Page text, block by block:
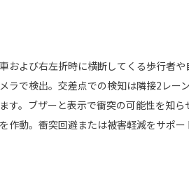
および右左折時に横断してくる歩行者や
ラで検出。交差点での検知は隣接2レー
す。ブザーと表示で衝突の可能性を知ら
作動。衝突回避または被害軽減をサポー